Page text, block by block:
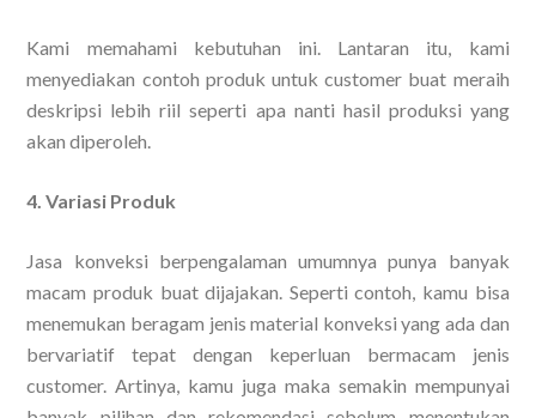
Kami memahami kebutuhan ini. Lantaran itu, kami
menyediakan contoh produk untuk customer buat meraih
deskripsi lebih riil seperti apa nanti hasil produksi yang
akan diperoleh.
4. Variasi Produk
Jasa konveksi berpengalaman umumnya punya banyak
macam produk buat dijajakan. Seperti contoh, kamu bisa
menemukan beragam jenis material konveksi yang ada dan
bervariatif tepat dengan keperluan bermacam jenis
customer. Artinya, kamu juga maka semakin mempunyai